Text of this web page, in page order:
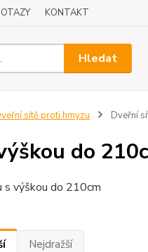
KONTAKT
Hledat
sítě proti hmyzu Dveřní
do
výškou do 210cm
Nejdražší